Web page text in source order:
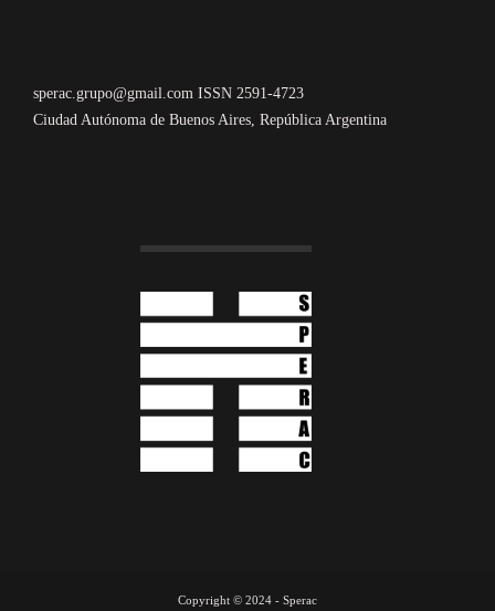
sperac.grupo@gmail.com ISSN 2591-4723
Ciudad Autónoma de Buenos Aires, República Argentina
Copyright © 2024 - Sperac